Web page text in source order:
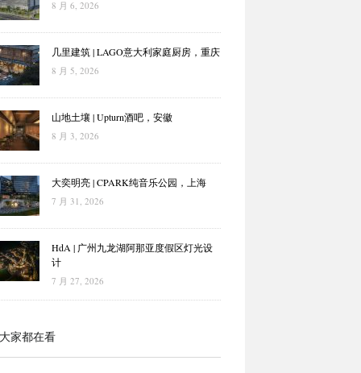
8 月 6, 2026
几里建筑 | LAGO意大利家庭厨房，重庆
8 月 5, 2026
山地土壤 | Upturn酒吧，安徽
8 月 3, 2026
大奕明亮 | CPARK纯音乐公园，上海
7 月 31, 2026
HdA | 广州九龙湖阿那亚度假区灯光设
计
7 月 27, 2026
家都在看